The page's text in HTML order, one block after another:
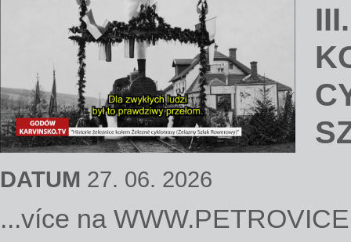
DATUM 27. 06. 2026
...více na